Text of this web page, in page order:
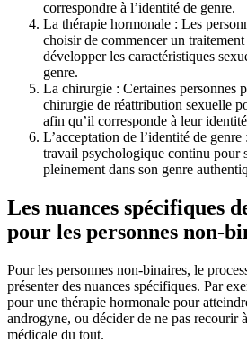
correspondre à l’identité de genre.
La thérapie hormonale : Les
choisir de commencer un
développer les caractéristiques
genre.
La chirurgie : Certaines personnes
chirurgie de réattribution sexuelle
afin qu’il corresponde à leur
L’acceptation de l’identité de
travail psychologique continu pour
pleinement dans son genre
Les nuances spécifiques
pour les personnes non-
Pour les personnes non-binaires, le
présenter des nuances spécifiques. Par
pour une thérapie hormonale pour
androgyne, ou décider de ne pas recourir
médicale du tout.